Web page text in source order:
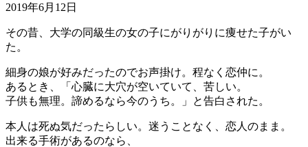
2019年6月12日
その昔、大学の同級生の女の子にがりがりに痩せた子がい
た。
細身の娘が好みだったのでお声掛け。程なく恋仲に。
あるとき、「心臓に大穴が空いていて、苦しい。
子供も無理。諦めるなら今のうち。」と告白された。
本人は死ぬ気だったらしい。迷うことなく、恋人のまま。
出来る手術があるのなら、